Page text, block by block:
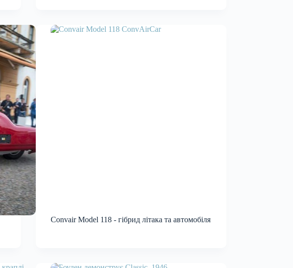
Convair Model 118 - гібрид літака та автомобіля